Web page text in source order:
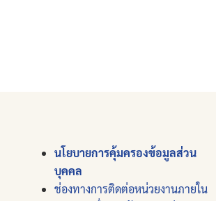
นโยบายการคุ้มครองข้อมูลส่วน
บุคคล
ช่องทางการติดต่อหน่วยงานภายใน